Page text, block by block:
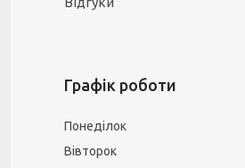
Графік роботи
Понеділок
Вівторок